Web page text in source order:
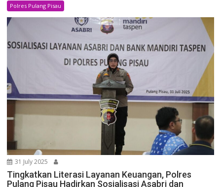
Polres Pulang Pisau
31 July 2025
Tingkatkan Literasi Layanan Keuangan, Polres
Pulang Pisau Hadirkan Sosialisasi Asabri dan